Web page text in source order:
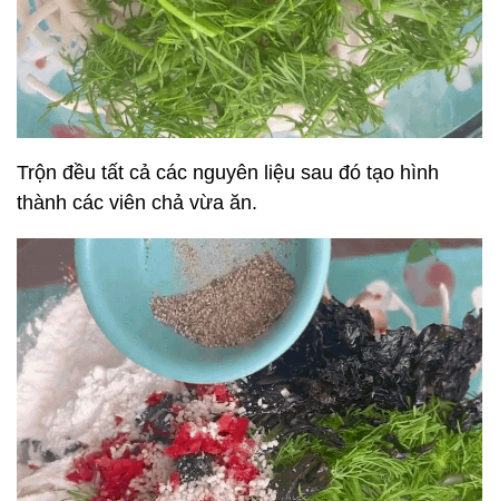
Trộn đều tất cả các nguyên liệu sau đó tạo hình
thành các viên chả vừa ăn.